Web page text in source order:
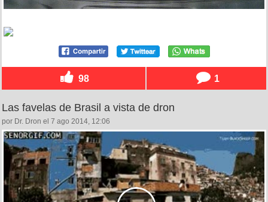
98 1
Las favelas de Brasil a vista de dron
por Dr. Dron el 7 ago 2014, 12:06